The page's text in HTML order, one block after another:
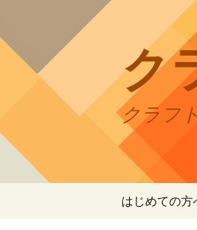
テ
キ
プ
ク
クラフ
はじめての方